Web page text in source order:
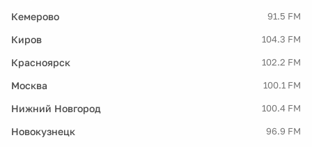
Кемерово 91.5 FM
Киров 104.3 FM
Красноярск 102.2 FM
Москва 100.1 FM
Нижний Новгород 100.4 FM
Новокузнецк 96.9 FM